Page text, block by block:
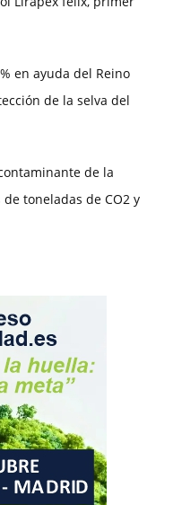
en ayuda del Reino
de la selva del
de la
toneladas de CO2 y